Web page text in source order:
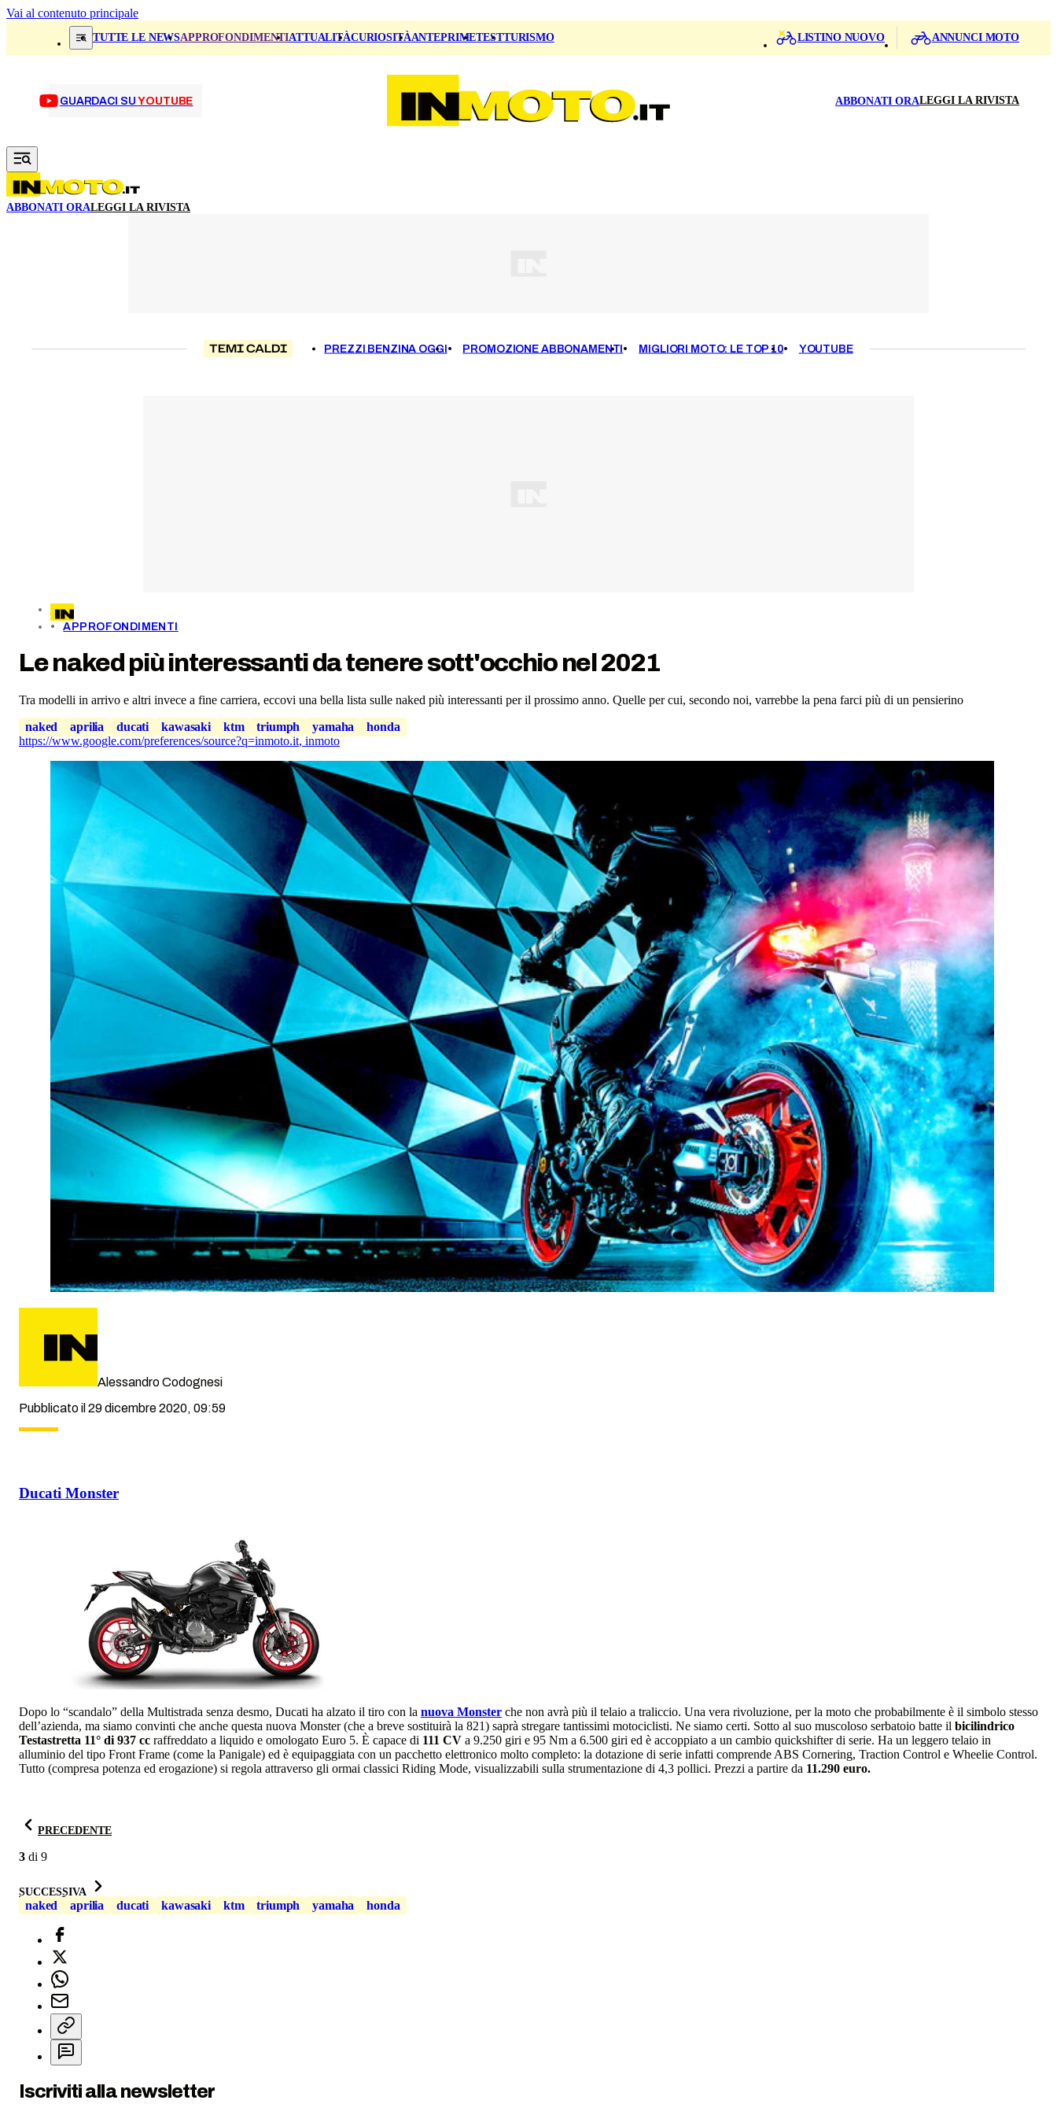
Vai al contenuto principale
TUTTE LE NEWSAPPROFONDIMENTIATTUALITÀCURIOSITÀANTEPRIMETESTTURISMO LISTINO NUOVO ANNUNCI MOTO
GUARDACI SUYOUTUBE ABBONATI ORALEGGI LA RIVISTA
ABBONATI ORALEGGI LA RIVISTA
TEMI CALDI PREZZI BENZINA OGGI PROMOZIONE ABBONAMENTI MIGLIORI MOTO: LE TOP 10 YOUTUBE
APPROFONDIMENTI
Le naked più interessanti da tenere sott'occhio nel 2021
Tra modelli in arrivo e altri invece a fine carriera, eccovi una bella lista sulle naked più interessanti per il prossimo anno. Quelle per cui, secondo noi, varrebbe la pena farci più di un pensierino
naked
aprilia ducati kawasaki ktm triumph yamaha
honda
https://www.google.com/preferences/source?q=inmoto.it,inmoto
Alessandro Codognesi
Pubblicato il 29 dicembre 2020, 09:59
Ducati Monster
Dopo lo “scandalo” della Multistrada senza desmo, Ducati ha alzato il tiro con la nuova Monster che non avrà più il telaio a traliccio. Una vera rivoluzione, per la moto che probabilmente è il simbolo stesso
dell’azienda, ma siamo convinti che anche questa nuova Monster (che a breve sostituirà la 821) saprà stregare tantissimi motociclisti. Ne siamo certi. Sotto al suo muscoloso serbatoio batte il bicilindrico
Testastretta 11° di 937 cc raffreddato a liquido e omologato Euro 5. È capace di 111 CV a 9.250 giri e 95 Nm a 6.500 giri ed è accoppiato a un cambio quickshifter di serie. Ha un leggero telaio in
alluminio del tipo Front Frame (come la Panigale) ed è equipaggiata con un pacchetto elettronico molto completo: la dotazione di serie infatti comprende ABS Cornering, Traction Control e Wheelie Control.
Tutto (compresa potenza ed erogazione) si regola attraverso gli ormai classici Riding Mode, visualizzabili sulla strumentazione di 4,3 pollici. Prezzi a partire da 11.290 euro.
PRECEDENTE
3 di 9
SUCCESSIVA
naked aprilia ducati kawasaki ktm triumph yamaha honda
Iscriviti alla newsletter